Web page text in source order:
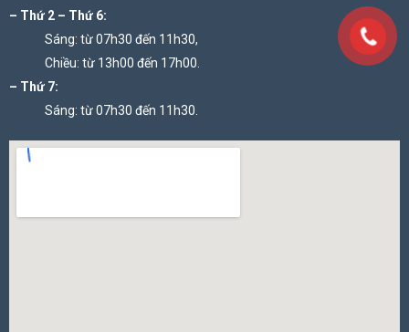
– Thứ 2 – Thứ 6:
Sáng: từ 07h30 đến 11h30,
Chiều: từ 13h00 đến 17h00.
– Thứ 7:
Sáng: từ 07h30 đến 11h30.